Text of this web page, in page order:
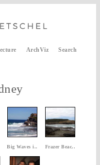
Search
ArchViz
Big Waves i.. Frazer Beac..